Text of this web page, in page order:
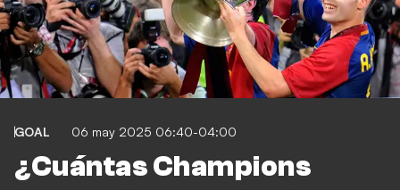
GOAL 06 may 2025 06:40-04:00
¿Cuántas Champions